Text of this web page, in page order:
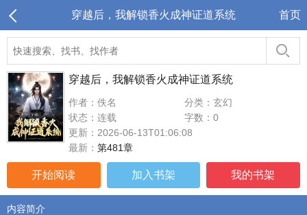
穿越后，我解锁香火成神证道系统 首页
穿越后，我解锁香火成神证道系统
作者：佚名
分类：玄幻
状态：连载
字数：0
更新：2026-06-13T01:06:08
最新： 第481章
开始阅读 加入书架 我的书架
内容简介